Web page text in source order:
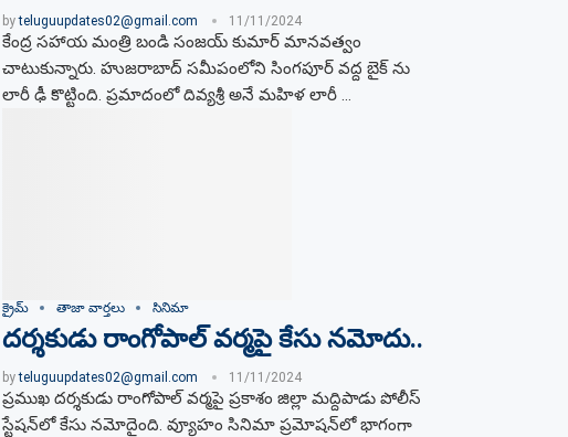
byteluguupdates02@gmail.com 11/11/2024
కేంద్ర సహాయ మంత్రి బండి సంజయ్ కుమార్ మానవత్వం
చాటుకున్నారు. హుజరాబాద్ సమీపంలోని సింగపూర్ వద్ద బైక్ ను
లారీ ఢీ కొట్టింది. ప్రమాదంలో దివ్యశ్రీ అనే మహిళ లారీ …
క్రైమ్ తాజా వార్తలు సినిమా
దర్శకుడు రాంగోపాల్ వర్మపై కేసు నమోదు..
byteluguupdates02@gmail.com 11/11/2024
ప్రముఖ దర్శకుడు రాంగోపాల్ వర్మపై ప్రకాశం జిల్లా మద్దిపాడు పోలీస్
స్టేషన్‌లో కేసు నమోదైంది. వ్యూహం సినిమా ప్రమోషన్‌లో భాగంగా